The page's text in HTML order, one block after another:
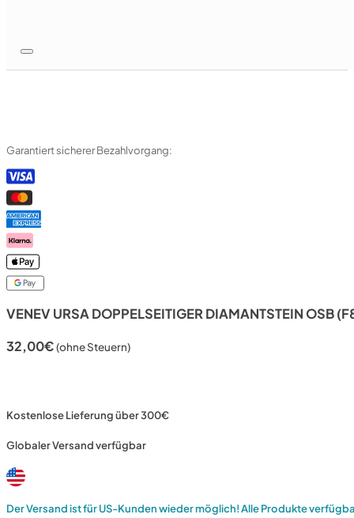
VENEV URSA DOPPELSEITIGER DIAMANTSTEIN OSB
32,00€(ohne Steuern)
Kostenlose Lieferung über 300€
Globaler Versand verfügbar
Der Versand ist für US-Kunden wieder möglich! Alle Produkte
Garantiert sicherer Bezahlvorgang: